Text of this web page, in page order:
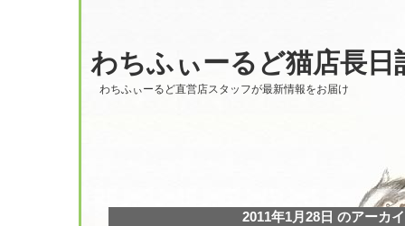
わちふぃーるど猫店長日
わちふぃーるど直営店スタッフが最新情報をお届け
2011年1月28日 のアーカ